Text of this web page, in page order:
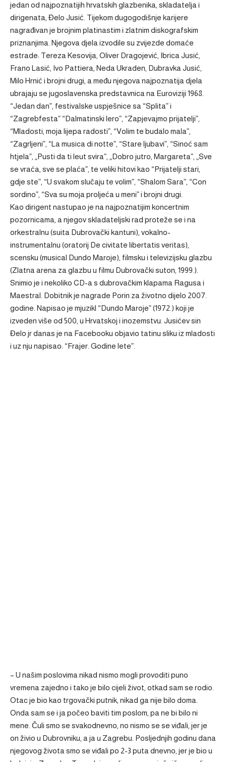
jedan od najpoznatijih hrvatskih glazbenika, skladatelja i
dirigenata, Đelo Jusić. Tijekom dugogodišnje karijere
nagrađivan je brojnim platinastim i zlatnim diskografskim
priznanjima. Njegova djela izvodile su zvijezde domaće
estrade: Tereza Kesovija, Oliver Dragojević, Ibrica Jusić,
Frano Lasić, Ivo Pattiera, Neda Ukraden, Dubravka Jusić,
Milo Hrnić i brojni drugi, a među njegova najpoznatija djela
ubrajaju se jugoslavenska predstavnica na Euroviziji 1968.
“Jedan dan”, festivalske uspješnice sa “Splita” i
“Zagrebfesta” “Dalmatinski lero”, “Zapjevajmo prijatelji”,
“Mladosti, moja lijepa radosti”, “Volim te budalo mala”,
“Zagrljeni”, “La musica di notte”, “Stare ljubavi”, “Sinoć sam
htjela”, „Pusti da ti leut svira”, „Dobro jutro, Margareta”, „Sve
se vraća, sve se plaća”, te veliki hitovi kao “Prijatelji stari,
gdje ste”, “U svakom slučaju te volim”, “Shalom Sara”, “Con
sordino”, “Sva su moja proljeća u meni” i brojni drugi.
Kao dirigent nastupao je na najpoznatijim koncertnim
pozornicama, a njegov skladateljski rad proteže se i na
orkestralnu (suita Dubrovački kantuni), vokalno-
instrumentalnu (oratorij De civitate libertatis veritas),
scensku (musical Dundo Maroje), filmsku i televizijsku glazbu
(Zlatna arena za glazbu u filmu Dubrovački suton, 1999.).
Snimio je i nekoliko CD-a s dubrovačkim klapama Ragusa i
Maestral. Dobitnik je nagrade Porin za životno dijelo 2007.
godine. Napisao je mjuzikl “Dundo Maroje” (1972.) koji je
izveden više od 500, u Hrvatskoj i inozemstvu. Jusićev sin
Đelo jr danas je na Facebooku objavio tatinu sliku iz mladosti
i uz nju napisao: “Frajer. Godine lete”.
– U našim poslovima nikad nismo mogli provoditi puno
vremena zajedno i tako je bilo cijeli život, otkad sam se rodio.
Otac je bio kao trgovački putnik, nikad ga nije bilo doma.
Onda sam se i ja počeo baviti tim poslom, pa ne bi bilo ni
mene. Čuli smo se svakodnevno, no nismo se se viđali, jer je
on živio u Dubrovniku, a ja u Zagrebu. Posljednjih godinu dana
njegovog života smo se viđali po 2-3 puta dnevno, jer je bio u